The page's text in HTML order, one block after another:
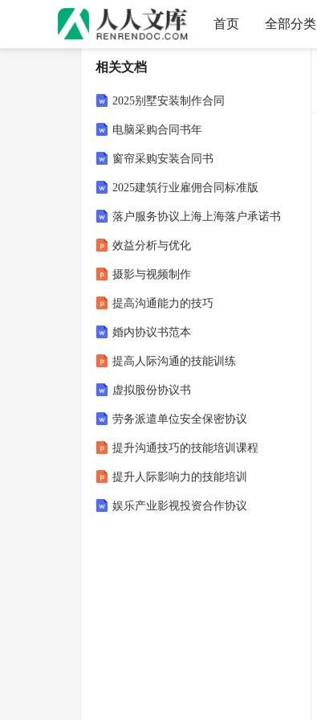
首页 全部分类
相关文档
2025别墅安装制作合同
电脑采购合同书年
窗帘采购安装合同书
2025建筑行业雇佣合同标准版
落户服务协议上海上海落户承诺书
效益分析与优化
摄影与视频制作
提高沟通能力的技巧
婚内协议书范本
提高人际沟通的技能训练
虚拟股份协议书
劳务派遣单位安全保密协议
提升沟通技巧的技能培训课程
提升人际影响力的技能培训
娱乐产业影视投资合作协议